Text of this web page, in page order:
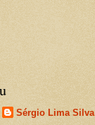
Sérgio Lima Silva